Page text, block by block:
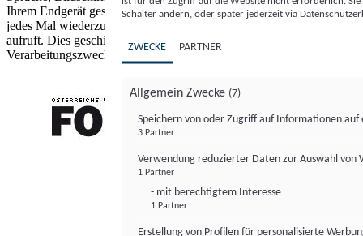
Ihrem Endgerät gespeichert oder von dort ausgelesen werden, um es
jedes Mal wiederzuerkennen, wenn es eine App oder einer Webseite
aufruft. Dies geschieht für einen oder mehrere der hier aufgeführten
Verarbeitungszwecke.
Schalter ändern, oder später jederzeit via
ZWECKE PARTNER
Allgemein Zwecke (7)
Speichern von oder Zugriff auf Informationen auf
3 Partner
Verwendung reduzierter Daten zur Auswahl von
1 Partner
- mit berechtigtem Interesse
1 Partner
Erstellung von Profilen für personalisierte
FONDS professionell